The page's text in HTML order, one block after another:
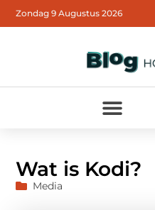
Zondag 9 Augustus 2026
Wat is Kodi?
Media